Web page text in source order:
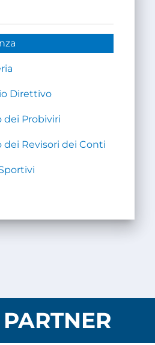
Direttivo
dei Probiviri
dei Revisori dei Conti